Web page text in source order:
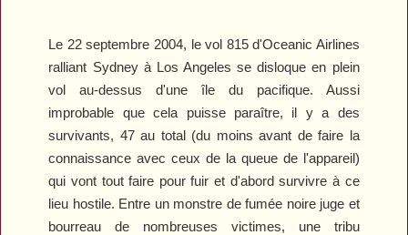
Le 22 septembre 2004, le vol 815 d'Oceanic Airlines
ralliant Sydney à Los Angeles se disloque en plein
vol au-dessus d'une île du pacifique. Aussi
improbable que cela puisse paraître, il y a des
survivants, 47 au total (du moins avant de faire la
connaissance avec ceux de la queue de l'appareil)
qui vont tout faire pour fuir et d'abord survivre à ce
lieu hostile. Entre un monstre de fumée noire juge et
bourreau de nombreuses victimes, une tribu